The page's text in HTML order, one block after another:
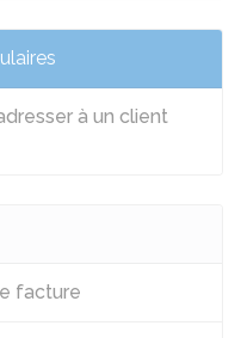
à un client
facture